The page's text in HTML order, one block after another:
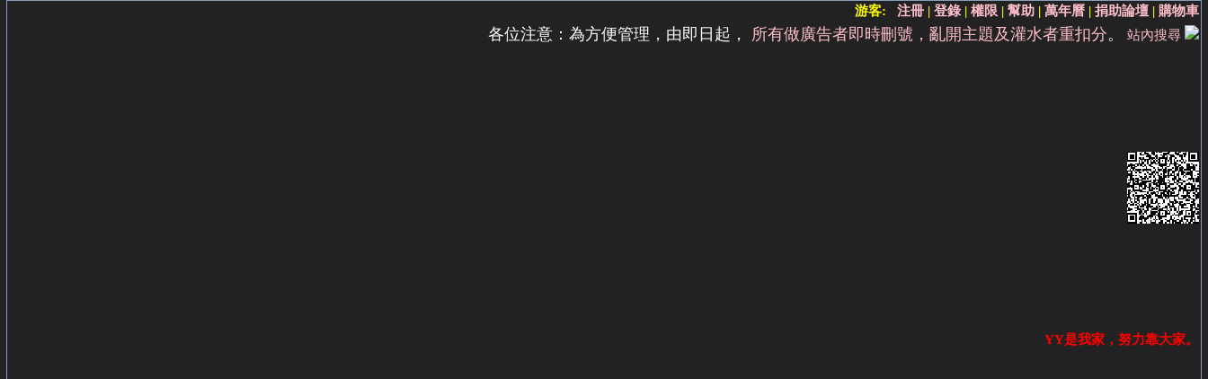
游客: 注冊 | 登錄 | 權限 | 幫助 | 萬年曆 | 捐助論壇 | 購物車
各位注意：為方便管理，由即日起， 所有做廣告者即時刪號，亂開主題及灌水者重扣分。 站內搜尋
YY是我家，努力靠大家。